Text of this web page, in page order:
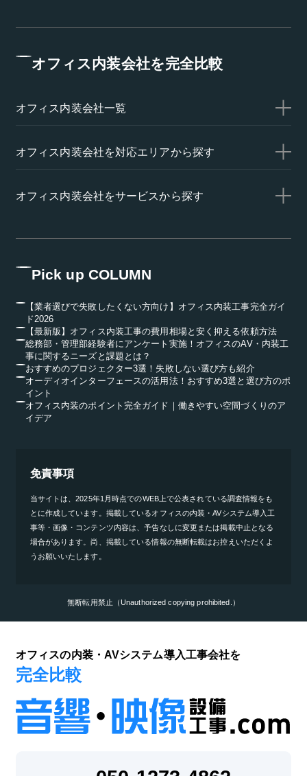
オフィス内装会社を完全比較
オフィス内装会社一覧
オフィス内装会社を対応エリアから探す
オフィス内装会社をサービスから探す
Pick up COLUMN
【業者選びで失敗したくない方向け】オフィス内装工事完全ガイ
ド2026
【最新版】オフィス内装工事の費用相場と安く抑える依頼方法
総務部・管理部経験者にアンケート実施！オフィスのAV・内装工
事に関するニーズと課題とは？
おすすめのプロジェクター3選！失敗しない選び方も紹介
オーディオインターフェースの活用法！おすすめ3選と選び方のポ
イント
オフィス内装のポイント完全ガイド｜働きやすい空間づくりのア
イデア
免責事項
当サイトは、2025年1月時点でのWEB上で公表されている調査情報をも
とに作成しています。掲載しているオフィスの内装・AVシステム導入工
事等・画像・コンテンツ内容は、予告なしに変更または掲載中止となる
場合があります。尚、掲載している情報の無断転載はお控えいただくよ
うお願いいたします。
無断転用禁止（Unauthorized copying prohibited.）
オフィスの内装・AVシステム導入工事会社を
完全比較